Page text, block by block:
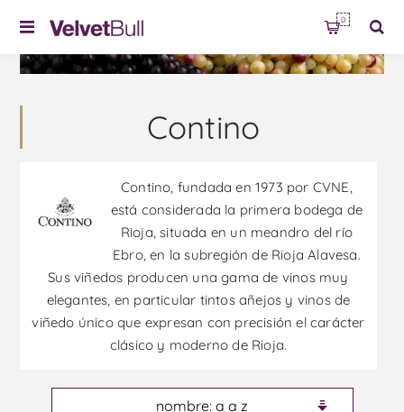
0
Contino
Contino, fundada en 1973 por CVNE,
está considerada la primera bodega de
Rioja, situada en un meandro del río
Ebro, en la subregión de Rioja Alavesa.
Sus viñedos producen una gama de vinos muy
elegantes, en particular tintos añejos y vinos de
viñedo único que expresan con precisión el carácter
clásico y moderno de Rioja.